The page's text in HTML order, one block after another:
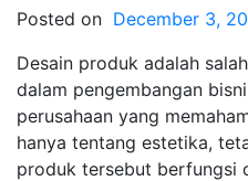
Posted on December 3,
Desain produk adalah
dalam pengembangan
perusahaan yang
hanya tentang estetika,
produk tersebut berfungsi